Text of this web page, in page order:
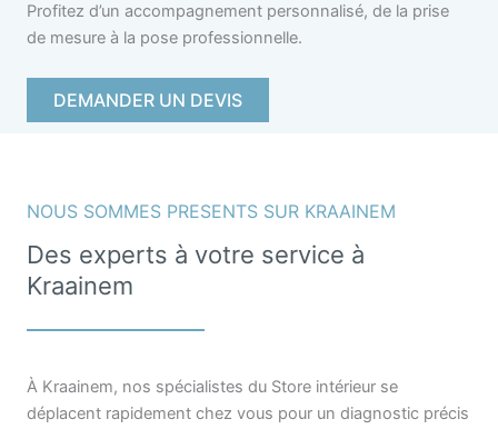
Profitez d’un accompagnement personnalisé, de la prise
de mesure à la pose professionnelle.
DEMANDER UN DEVIS
NOUS SOMMES PRESENTS SUR KRAAINEM
Des experts à votre service à
Kraainem
À Kraainem, nos spécialistes du Store intérieur se
déplacent rapidement chez vous pour un diagnostic précis